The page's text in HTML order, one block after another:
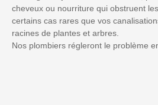
cheveux ou nourriture qui obstruent
certains cas rares que vos
racines de plantes et arbres.
Nos plombiers régleront le problème